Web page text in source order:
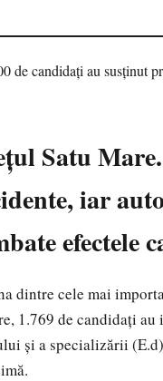
Satu Mare.
iar
efectele
dintre cele mai
1.769 de candidați
și a specializării